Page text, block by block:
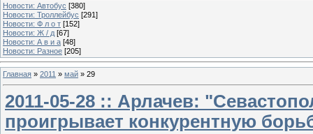
Новости: Автобус [380]
Новости: Троллейбус [291]
Новости: Ф л о т [152]
Новости: Ж / д [67]
Новости: А в и а [48]
Новости: Разное [205]
Главная » 2011 » май » 29
2011-05-28 :: Арлачев:
проигрывает конкурентную